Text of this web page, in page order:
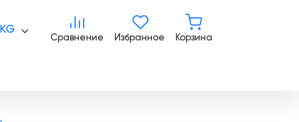
KG
Сравнение
Сравнение
Избранное Корзина